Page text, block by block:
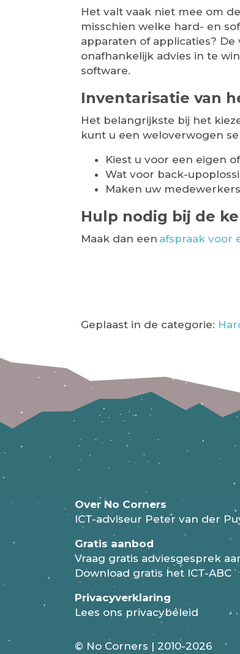
Het valt vaak niet mee om
misschien welke hard- en
apparaten of applicaties?
onafhankelijk advies in te
software.
Inventarisatie van
Het belangrijkste bij het
kunt u een weloverwogen
Kiest u voor een eigen
Wat voor back-
Maken uw
Hulp nodig bij de
Maak dan een afspraak voor
Geplaast in de categorie:
Over No Corners
ICT-adviseur Peter van der
Gratis aanbod
Vraag gratis adviesgesprek
Download gratis het ICT-ABC
Privacyverklaring
Lees ons privacybeleid
© No Corners | 2010-2026